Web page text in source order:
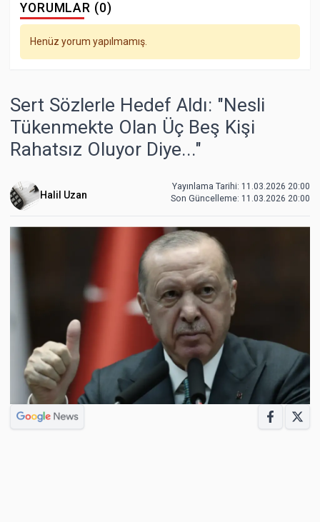
YORUMLAR (0)
Henüz yorum yapılmamış.
Sert Sözlerle Hedef Aldı: "Nesli
Tükenmekte Olan Üç Beş Kişi
Rahatsız Oluyor Diye..."
Halil Uzan
Yayınlama Tarihi: 11.03.2026 20:00
Son Güncelleme: 11.03.2026 20:00